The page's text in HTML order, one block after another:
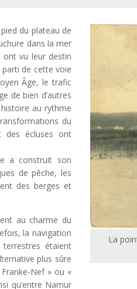
du plateau de
dans la mer
ont vu leur destin
de cette voie
Âge, le trafic
de bien d’autres
au rythme
du
des écluses ont
a construit son
de pêche, les
des berges et
au charme du
la navigation
terrestres étaient
plus sûre
Nef » ou «
qu’entre Namur
La